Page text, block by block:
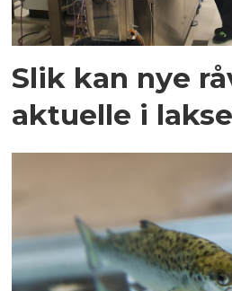
Slik kan nye
aktuelle i